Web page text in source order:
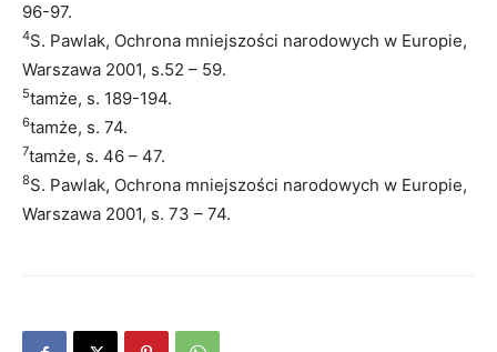
96-97.
4S. Pawlak, Ochrona mniejszości narodowych w Europie,
Warszawa 2001, s.52 – 59.
5tamże, s. 189-194.
6tamże, s. 74.
7tamże, s. 46 – 47.
8S. Pawlak, Ochrona mniejszości narodowych w Europie,
Warszawa 2001, s. 73 – 74.